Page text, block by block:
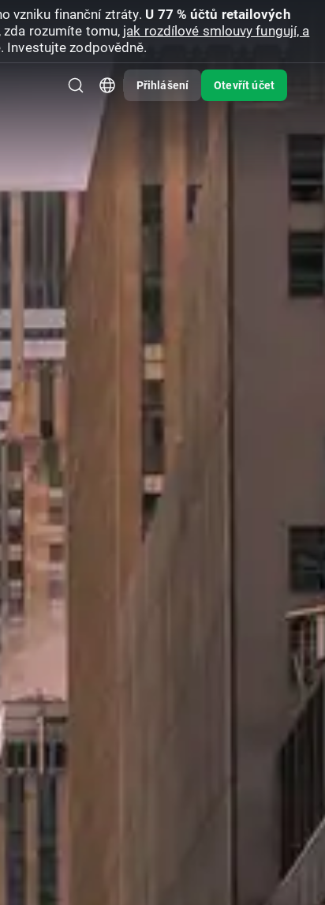
vzniku finanční ztráty. U 77 % účtů retailových
rozumíte tomu, jak rozdílové smlouvy fungují, a
Investujte zodpovědně.
Přihlášení Otevřít účet